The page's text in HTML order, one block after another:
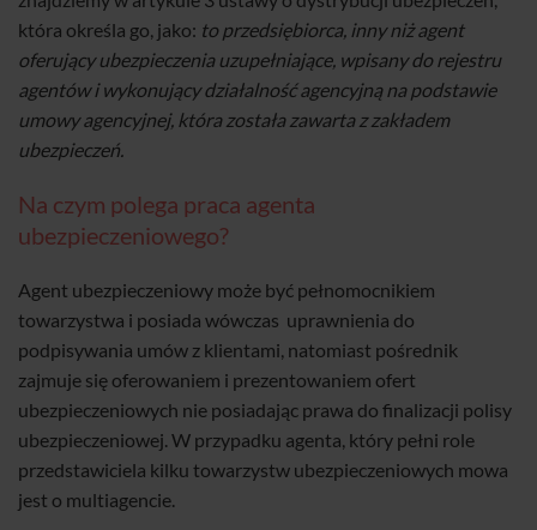
która określa go, jako: to przedsiębiorca, inny niż agent
oferujący ubezpieczenia uzupełniające, wpisany do rejestru
agentów i wykonujący działalność agencyjną na podstawie
umowy agencyjnej, która została zawarta z zakładem
ubezpieczeń.
Na czym polega praca agenta
ubezpieczeniowego?
Agent ubezpieczeniowy może być pełnomocnikiem
towarzystwa i posiada wówczas uprawnienia do
podpisywania umów z klientami, natomiast pośrednik
zajmuje się oferowaniem i prezentowaniem ofert
ubezpieczeniowych nie posiadając prawa do finalizacji polisy
ubezpieczeniowej. W przypadku agenta, który pełni role
przedstawiciela kilku towarzystw ubezpieczeniowych mowa
jest o multiagencie.